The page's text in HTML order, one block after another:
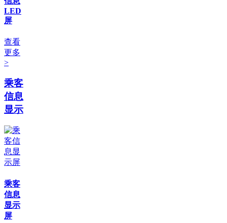
LED
屏
查看
更多
>
乘客
信息
显示
乘客
信息
显示
屏